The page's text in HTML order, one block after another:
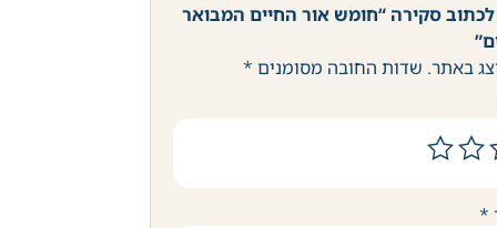
סקירה “חומש אור החיים המבואר
באתר. שדות החובה מסומנים *
*